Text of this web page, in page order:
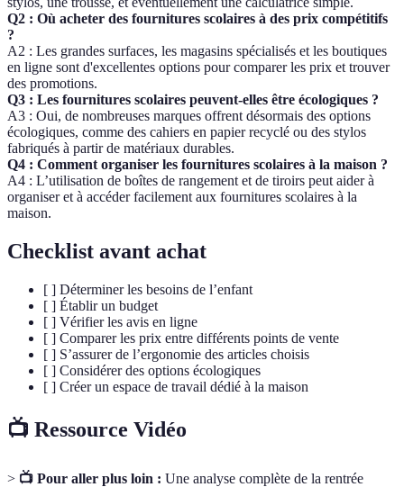
Q2 : Où acheter des fournitures scolaires à des prix compétitifs
?
A2 : Les grandes surfaces, les magasins spécialisés et les boutiques
en ligne sont d'excellentes options pour comparer les prix et trouver
des promotions.
Q3 : Les fournitures scolaires peuvent-elles être écologiques ?
A3 : Oui, de nombreuses marques offrent désormais des options
écologiques, comme des cahiers en papier recyclé ou des stylos
fabriqués à partir de matériaux durables.
Q4 : Comment organiser les fournitures scolaires à la maison ?
A4 : L’utilisation de boîtes de rangement et de tiroirs peut aider à
organiser et à accéder facilement aux fournitures scolaires à la
maison.
Checklist avant achat
[ ] Déterminer les besoins de l’enfant
[ ] Établir un budget
[ ] Vérifier les avis en ligne
[ ] Comparer les prix entre différents points de vente
[ ] S’assurer de l’ergonomie des articles choisis
[ ] Considérer des options écologiques
[ ] Créer un espace de travail dédié à la maison
📺 Ressource Vidéo
> 📺 Pour aller plus loin : Une analyse complète de la rentrée